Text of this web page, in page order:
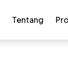
Tentang